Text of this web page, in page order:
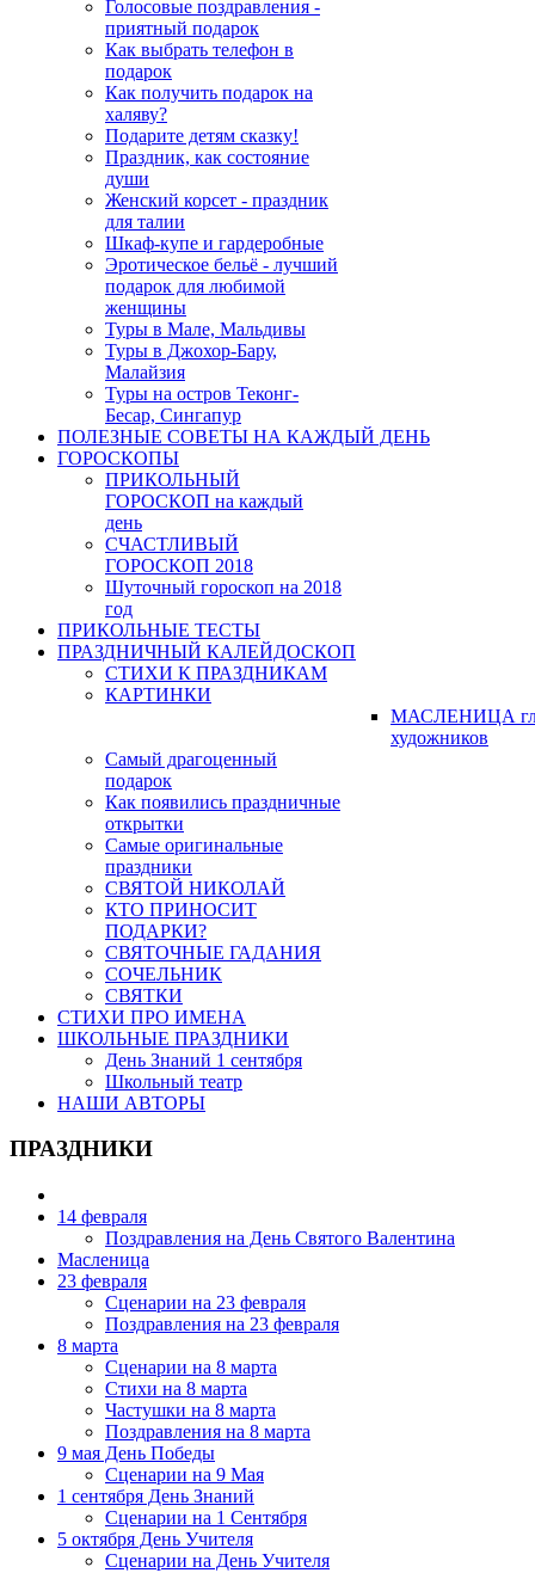
Голосовые поздравления -
приятный подарок
Как выбрать телефон в
подарок
Как получить подарок на
халяву?
Подарите детям сказку!
Праздник, как состояние
души
Женский корсет - праздник
для талии
Шкаф-купе и гардеробные
Эротическое бельё - лучший
подарок для любимой
женщины
Туры в Мале, Мальдивы
Туры в Джохор-Бару,
Малайзия
Туры на остров Теконг-
Бесар, Сингапур
ПОЛЕЗНЫЕ СОВЕТЫ НА КАЖДЫЙ ДЕНЬ
ГОРОСКОПЫ
ПРИКОЛЬНЫЙ
ГОРОСКОП на каждый
день
СЧАСТЛИВЫЙ
ГОРОСКОП 2018
Шуточный гороскоп на 2018
год
ПРИКОЛЬНЫЕ ТЕСТЫ
ПРАЗДНИЧНЫЙ КАЛЕЙДОСКОП
СТИХИ К ПРАЗДНИКАМ
КАРТИНКИ
МАСЛЕНИЦА
художников
Самый драгоценный
подарок
Как появились праздничные
открытки
Самые оригинальные
праздники
СВЯТОЙ НИКОЛАЙ
КТО ПРИНОСИТ
ПОДАРКИ?
СВЯТОЧНЫЕ ГАДАНИЯ
СОЧЕЛЬНИК
СВЯТКИ
СТИХИ ПРО ИМЕНА
ШКОЛЬНЫЕ ПРАЗДНИКИ
День Знаний 1 сентября
Школьный театр
НАШИ АВТОРЫ
ПРАЗДНИКИ
14 февраля
Поздравления на День Святого Валентина
Масленица
23 февраля
Сценарии на 23 февраля
Поздравления на 23 февраля
8 марта
Сценарии на 8 марта
Стихи на 8 марта
Частушки на 8 марта
Поздравления на 8 марта
9 мая День Победы
Сценарии на 9 Мая
1 сентября День Знаний
Сценарии на 1 Сентября
5 октября День Учителя
Сценарии на День Учителя